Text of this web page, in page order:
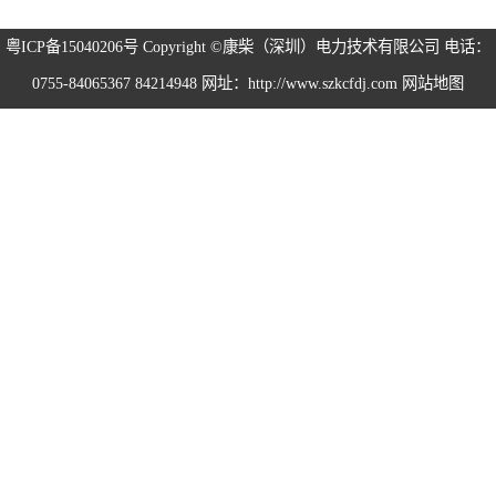
粤ICP备15040206号 Copyright ©康柴（深圳）电力技术有限公司 电话：
0755-84065367 84214948 网址：http://www.szkcfdj.com 网站地图